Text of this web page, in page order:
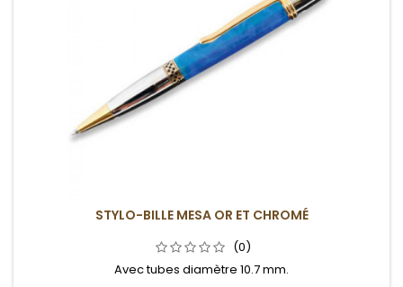
STYLO-BILLE MESA OR ET CHROMÉ
(0)
Avec tubes diamètre 10.7 mm.